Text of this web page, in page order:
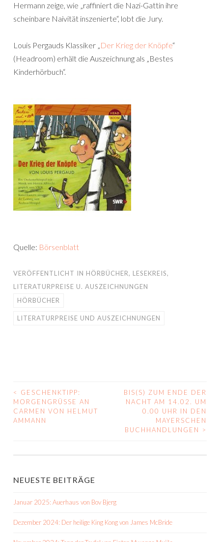
Hermann zeige, wie „raffiniert die Nazi-Gattin ihre
scheinbare Naivität inszenierte“, lobt die Jury.
Louis Pergauds Klassiker „Der Krieg der Knöpfe“
(Headroom) erhält die Auszeichnung als „Bestes
Kinderhörbuch“.
Quelle: Börsenblatt
VERÖFFENTLICHT IN HÖRBÜCHER, LESEKREIS,
LITERATURPREISE U. AUSZEICHNUNGEN
HÖRBÜCHER
LITERATURPREISE UND AUSZEICHNUNGEN
BEITRAGS-
NAVIGATION
<
GESCHENKTIPP:
MORGENGRÜSSE AN C
ARMEN VON HELMUT A
MMANN
BIS(S) ZUM ENDE DER
NACHT AM 14.02. UM
0.00 UHR IN DEN
MAYERSCHEN
BUCHHANDLUNGEN
>
NEUESTE BEITRÄGE
Januar 2025: Auerhaus von Bov Bjerg
Dezember 2024: Der heilige King Kong von James McBride